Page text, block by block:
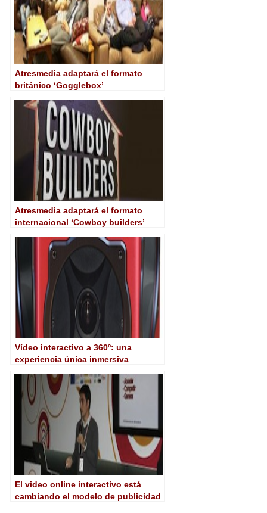
Atresmedia adaptará el formato
británico ‘Gogglebox’
Atresmedia adaptará el formato
internacional ‘Cowboy builders’
Vídeo interactivo a 360º: una
experiencia única inmersiva
El video online interactivo está
cambiando el modelo de publicidad